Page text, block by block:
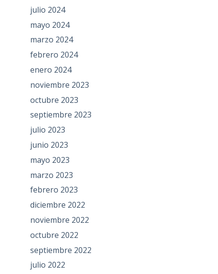
julio 2024
mayo 2024
marzo 2024
febrero 2024
enero 2024
noviembre 2023
octubre 2023
septiembre 2023
julio 2023
junio 2023
mayo 2023
marzo 2023
febrero 2023
diciembre 2022
noviembre 2022
octubre 2022
septiembre 2022
julio 2022